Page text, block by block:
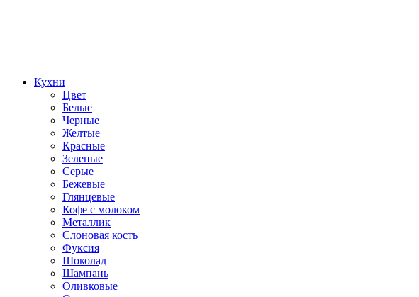
Кухни
Цвет
Белые
Черные
Желтые
Красные
Зеленые
Серые
Бежевые
Глянцевые
Кофе с молоком
Металлик
Слоновая кость
Фуксия
Шоколад
Шампань
Оливковые